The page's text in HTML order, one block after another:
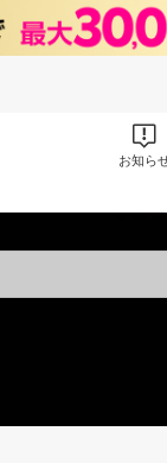
お知ら